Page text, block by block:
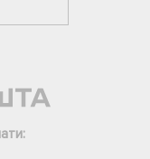
Інстаграм
Онлайн чат